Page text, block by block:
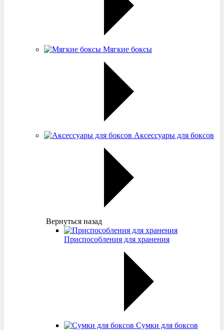
Мягкие боксы
Аксессуары для боксов
Вернуться назад
Приспособления для хранения
Сумки для боксов